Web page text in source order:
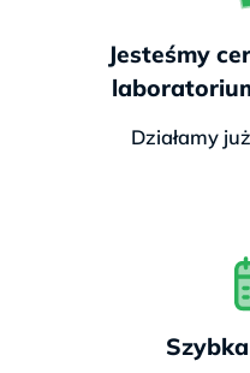
ryzyka
pobrania
🎁 Chcesz
Jesteśmy
Działamy